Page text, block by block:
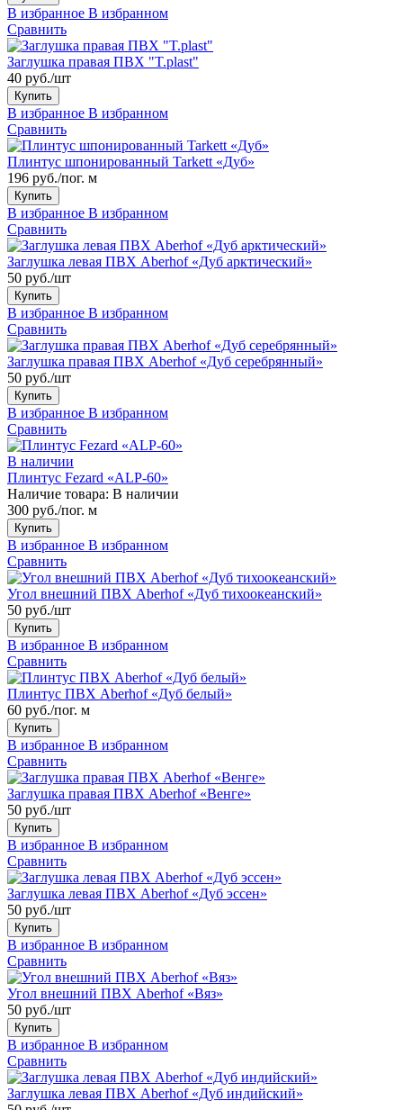
В избранное В избранном
Сравнить
Заглушка правая ПВХ "T.plast"
40 руб./шт
Купить
В избранное В избранном
Сравнить
Плинтус шпонированный Tarkett «Дуб»
196 руб./пог. м
Купить
В избранное В избранном
Сравнить
Заглушка левая ПВХ Aberhof «Дуб арктический»
50 руб./шт
Купить
В избранное В избранном
Сравнить
Заглушка правая ПВХ Aberhof «Дуб серебрянный»
50 руб./шт
Купить
В избранное В избранном
Сравнить
В наличии
Плинтус Fezard «ALP-60»
Наличие товара: В наличии
300 руб./пог. м
Купить
В избранное В избранном
Сравнить
Угол внешний ПВХ Aberhof «Дуб тихоокеанский»
50 руб./шт
Купить
В избранное В избранном
Сравнить
Плинтус ПВХ Aberhof «Дуб белый»
60 руб./пог. м
Купить
В избранное В избранном
Сравнить
Заглушка правая ПВХ Aberhof «Венге»
50 руб./шт
Купить
В избранное В избранном
Сравнить
Заглушка левая ПВХ Aberhof «Дуб эссен»
50 руб./шт
Купить
В избранное В избранном
Сравнить
Угол внешний ПВХ Aberhof «Вяз»
50 руб./шт
Купить
В избранное В избранном
Сравнить
Заглушка левая ПВХ Aberhof «Дуб индийский»